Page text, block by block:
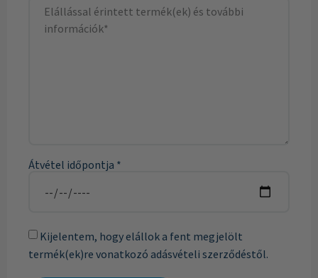
Átvétel időpontja *
Kijelentem, hogy elállok a fent megjelölt
termék(ek)re vonatkozó adásvételi szerződéstől.